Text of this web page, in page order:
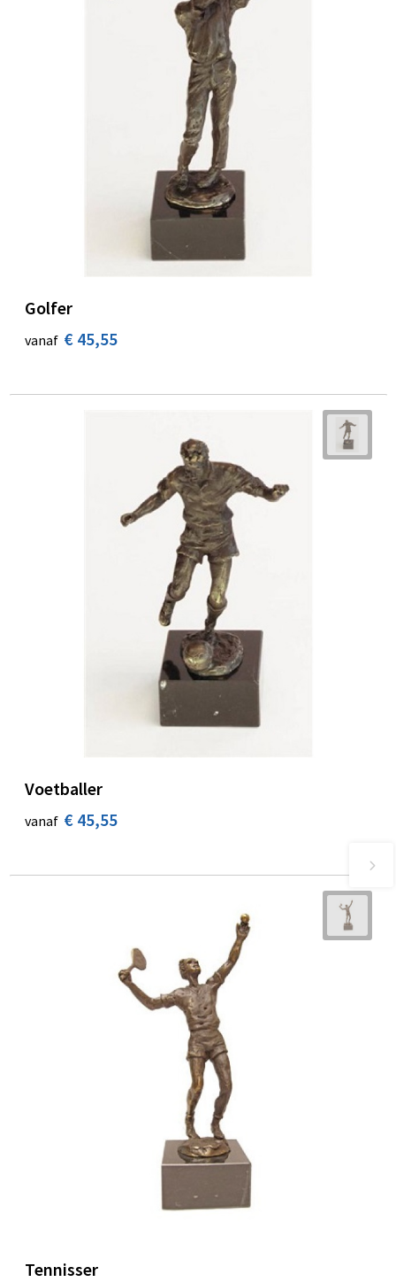
Golfer
vanaf € 45,55
Voetballer
vanaf € 45,55
Tennisser